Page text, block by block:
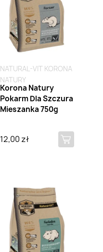
NATURAL-VIT KORONA
NATURY
Korona Natury
Pokarm Dla Szczura
Mieszanka 750g
12,00 zł